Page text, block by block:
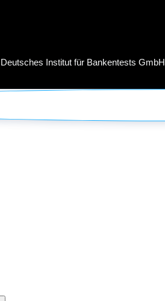
Institut für Bankentests GmbH